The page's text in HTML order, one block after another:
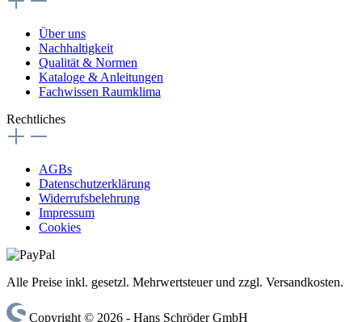
Über uns
Nachhaltigkeit
Qualität & Normen
Kataloge & Anleitungen
Fachwissen Raumklima
Rechtliches
AGBs
Datenschutzerklärung
Widerrufsbelehrung
Impressum
Cookies
Alle Preise inkl. gesetzl. Mehrwertsteuer und zzgl. Versandkosten.
Copyright © 2026 - Hans Schröder GmbH